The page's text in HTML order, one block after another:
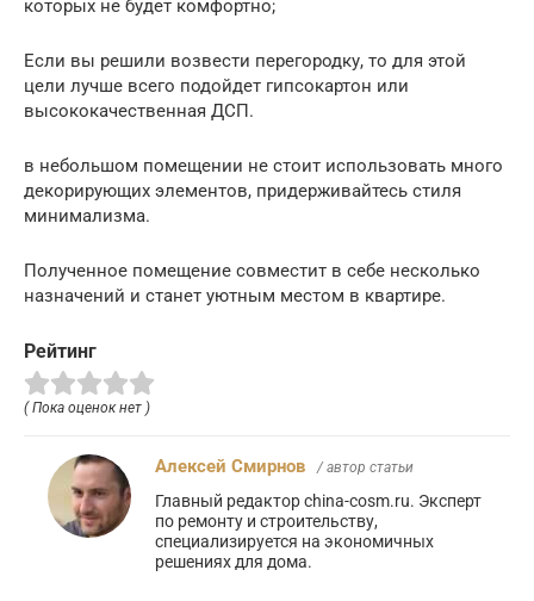
которых не будет комфортно;
Если вы решили возвести перегородку, то для этой
цели лучше всего подойдет гипсокартон или
высококачественная ДСП.
в небольшом помещении не стоит использовать много
декорирующих элементов, придерживайтесь стиля
минимализма.
Полученное помещение совместит в себе несколько
назначений и станет уютным местом в квартире.
Рейтинг
( Пока оценок нет )
Алексей Смирнов / автор статьи
Главный редактор china-cosm.ru. Эксперт
по ремонту и строительству,
специализируется на экономичных
решениях для дома.